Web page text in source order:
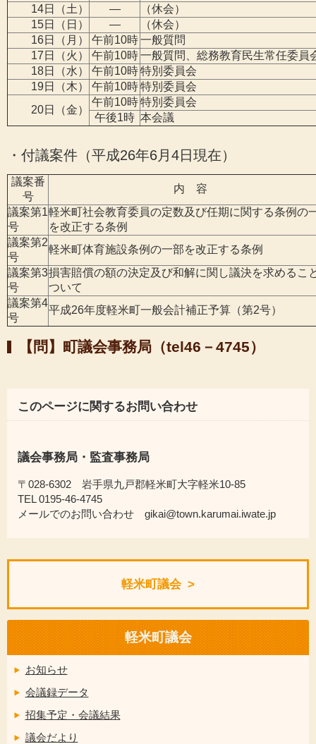
14日（土）
―
（休会）
15日（日）
―
（休会）
16日（月）
午前10時 一般質問
17日（火）
午前10時 一般質問、総務教育民生常任委員
18日（水）
午前10時 特別委員会
19日（木）
午前10時 特別委員会
20日（金）
午前10時 特別委員会
午後1時 本会議
・付議案件（平成26年6月4日現在）
議案番
号
内 容
議案第1
号
軽米町社会教育委員の定数及び任期に関する条例の
を改正する条例
議案第2
号
軽米町体育施設条例の一部を改正する条例
議案第3
号
損害賠償の額の決定及び和解に関し議決を求めるこ
ついて
議案第4
号
平成26年度軽米町一般会計補正予算（第2号）
【問】町議会事務局（tel46－4745）
このページに関するお問い合わせ
議会事務局・監査事務局
〒028-6302 岩手県九戸郡軽米町大字軽米10-85
TEL 0195-46-4745
メールでのお問い合わせ gikai@town.karumai.iwate.jp
軽米町議会
軽米町議会
お知らせ
会議録データ
招集予定・会議結果
議会だより